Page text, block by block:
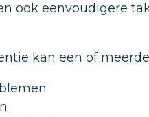
ook eenvoudigere
kan een of